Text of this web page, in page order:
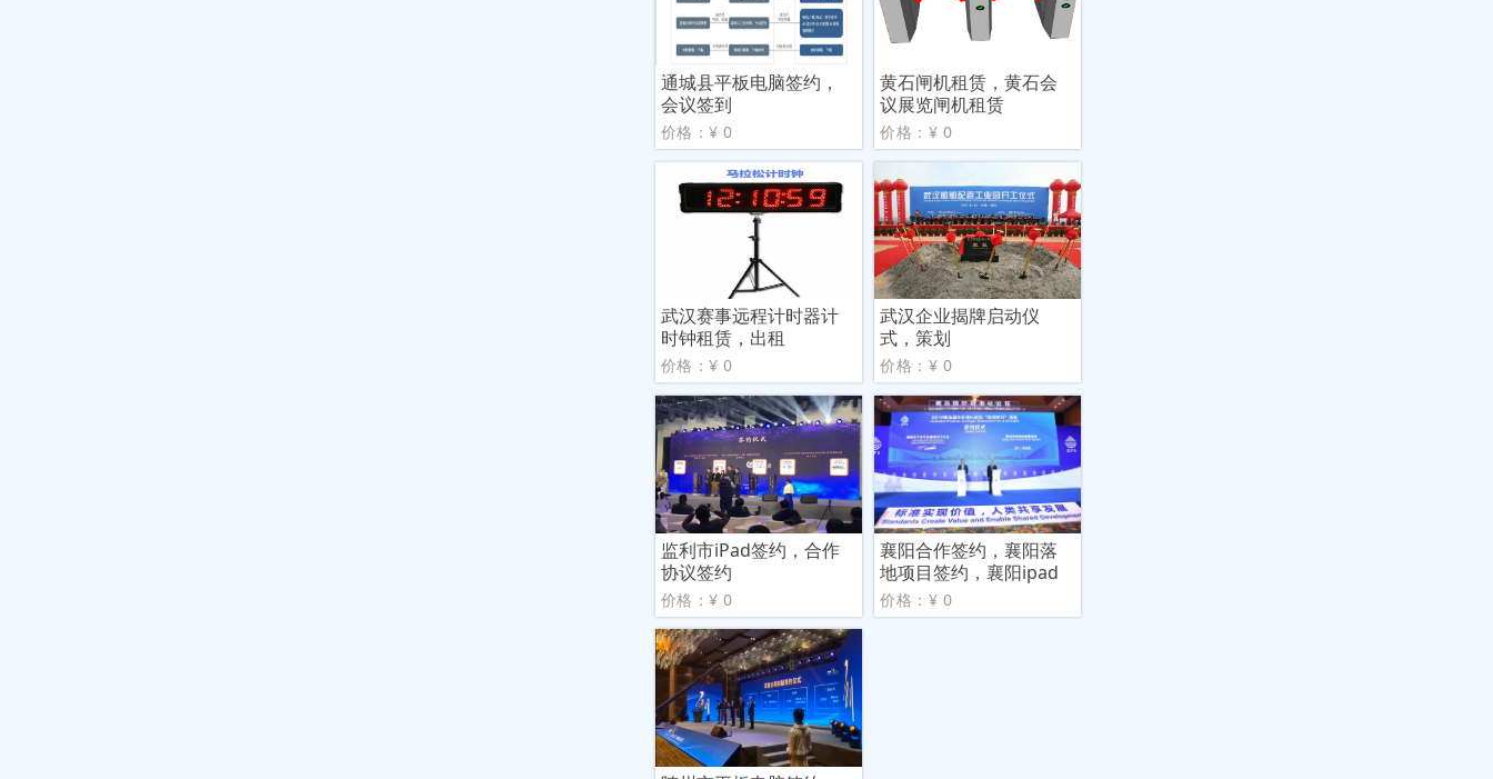
通城县平板电脑签约，
会议签到
价格：¥ 0
黄石闸机租赁，黄石会
议展览闸机租赁
价格：¥ 0
武汉赛事远程计时器计
时钟租赁，出租
价格：¥ 0
武汉企业揭牌启动仪
式，策划
价格：¥ 0
监利市iPad签约，合作
协议签约
价格：¥ 0
襄阳合作签约，襄阳落
地项目签约，襄阳ipad
价格：¥ 0